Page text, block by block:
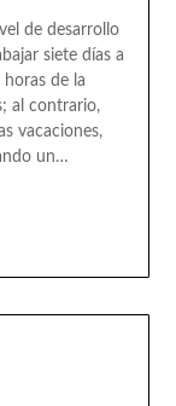
de desarrollo
siete días a
horas de la
al contrario,
vacaciones,
un…